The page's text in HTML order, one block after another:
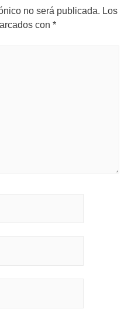
no será publicada. Los
con *